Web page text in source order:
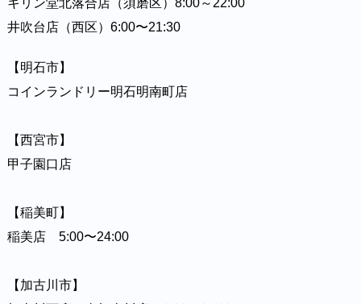
キリン堂北落合店（須磨区）8:00～22:00⁡⁡⁡⁡⁡
井吹台店（西区）6:00〜21:30⁡⁡⁡⁡⁡
【明石市】
コインランドリー明石明南町店
【西宮市】⁡⁡⁡⁡⁡
甲子園口店⁡⁡⁡⁡⁡
【稲美町】⁡⁡⁡⁡⁡
稲美店 5:00〜24:00⁡⁡⁡⁡⁡
【加古川市】⁡⁡⁡⁡⁡